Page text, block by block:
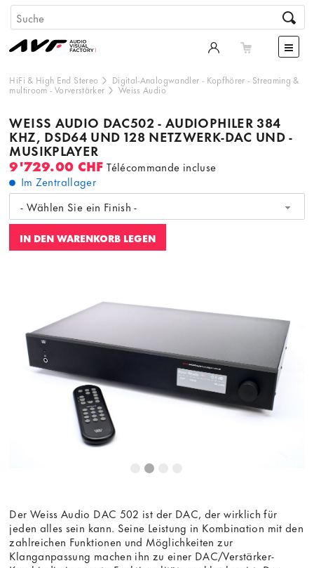
HiFi & High End Stereo Digital-Analogwandler - Kopfhörer - Streaming &
multiroom- Vorverstärker Weiss Audio
WEISS AUDIO DAC502 - AUDIOPHILER 384
KHZ, DSD64 UND 128 NETZWERK-DAC UND -
MUSIKPLAYER
9'729.00 CHF Télécommande incluse
Im Zentrallager
- Wählen Sie ein Finish -
IN DEN WARENKORB LEGEN
Der Weiss Audio DAC 502 ist der DAC, der wirklich für
jeden alles sein kann. Seine Leistung in Kombination mit den
zahlreichen Funktionen und Möglichkeiten zur
Klanganpassung machen ihn zu einer DAC/Verstärker-